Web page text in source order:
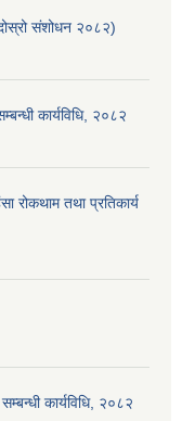
संशोधन २०८२)
कार्यविधि, २०८२
रोकथाम तथा प्रतिकार्य
कार्यविधि, २०८२